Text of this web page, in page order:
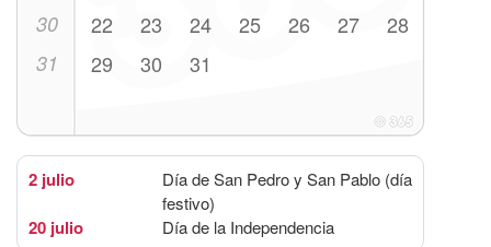
30 22 23 24 25 26 27 28
31 29 30 31
2 julio
Día de San Pedro y San Pablo (día
festivo)
20 julio Día de la Independencia